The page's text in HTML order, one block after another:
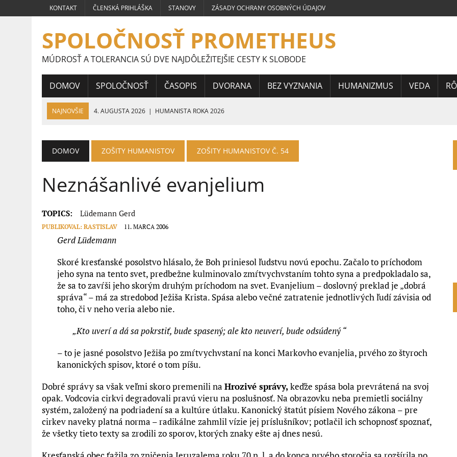
KONTAKT ČLENSKÁ PRIHLÁŠKA STANOVY ZÁSADY OCHRANY OSOBNÝCH ÚDAJOV
SPOLOČNOSŤ PROMETHEUS
MÚDROSŤ A TOLERANCIA SÚ DVE NAJDÔLEŽITEJŠIE CESTY K SLOBODE
DOMOV SPOLOČNOSŤ ČASOPIS DVORANA BEZ VYZNANIA HUMANIZMUS VEDA
NAJNOVŠIE 4. AUGUSTA 2026 | HUMANISTA ROKA 2026
16. JÚLA 2026 | VÍŤAZNÉ PRÁCE ŠTUDENTOV STREDNÝCH ŠKÔL CELOSLOVENSKEJ SÚŤAŽE ESEJÍ JÁNA HORÁRIKA 2026 – 3.
9. JÚLA 2026
|
VÍŤAZNÉ PRÁCE ŠTUDENTOV STREDNÝCH ŠKÔL CELOSLOVENSKEJ SÚŤAŽE ESEJÍ JÁNA HORÁRIKA 2026 – 2.
DOMOV ZOŠITY HUMANISTOV ZOŠITY HUMANISTOV Č. 54
Neznášanlivé evanjelium
TOPICS: Lüdemann Gerd
PUBLIKOVAL: RASTISLAV 11. MARCA 2006
Gerd Lüdemann
Skoré kresťanské posolstvo hlásalo, že Boh priniesol ľudstvu novú epochu. Začalo to príchodom
jeho syna na tento svet, predbežne kulminovalo zmŕtvychvstaním tohto syna a predpokladalo sa,
že sa to zavŕši jeho skorým druhým príchodom na svet. Evanjelium – doslovný preklad je „dobrá
správa“ – má za stredobod Ježiša Krista. Spása alebo večné zatratenie jednotlivých ľudí závisia od
toho, či v neho veria alebo nie.
„Kto uverí a dá sa pokrstiť, bude spasený; ale kto neuverí, bude odsúdený “
– to je jasné posolstvo Ježiša po zmŕtvychvstaní na konci Markovho evanjelia, prvého zo štyroch
kanonických spisov, ktoré o tom píšu.
Dobré správy sa však veľmi skoro premenili na Hrozivé správy, keďže spása bola prevrátená na svoj
opak. Vodcovia cirkvi degradovali pravú vieru na poslušnosť. Na obrazovku neba premietli sociálny
systém, založený na podriadení sa a kultúre útlaku. Kanonický štatút písiem Nového zákona – pre
cirkev naveky platná norma – radikálne zahmlil vízie jej príslušníkov; potlačil ich schopnosť spoznať,
že všetky tieto texty sa zrodili zo sporov, ktorých znaky ešte aj dnes nesú.